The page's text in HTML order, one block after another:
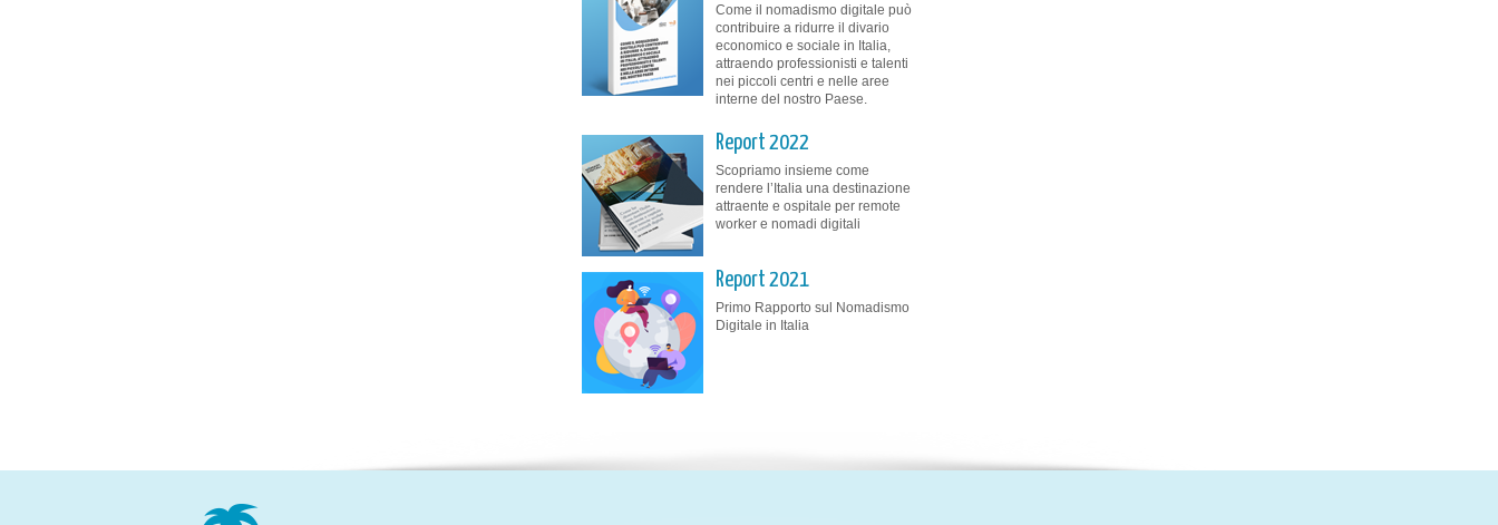
Come il nomadismo digitale può
contribuire a ridurre il divario
economico e sociale in Italia,
attraendo professionisti e talenti
nei piccoli centri e nelle aree
interne del nostro Paese.
Report 2022
Scopriamo insieme come
rendere l’Italia una destinazione
attraente e ospitale per remote
worker e nomadi digitali
Report 2021
Primo Rapporto sul Nomadismo
Digitale in Italia